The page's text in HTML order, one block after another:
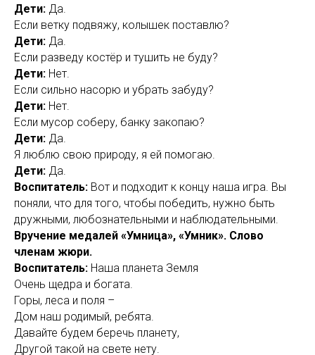
Дети: Да.
Если ветку подвяжу, колышек поставлю?
Дети: Да.
Если разведу костёр и тушить не буду?
Дети: Нет.
Если сильно насорю и убрать забуду?
Дети: Нет.
Если мусор соберу, банку закопаю?
Дети: Да.
Я люблю свою природу, я ей помогаю.
Дети: Да.
Воспитатель: Вот и подходит к концу наша игра. Вы
поняли, что для того, чтобы победить, нужно быть
дружными, любознательными и наблюдательными.
Вручение медалей «Умница», «Умник». Слово
членам жюри.
Воспитатель: Наша планета Земля
Очень щедра и богата.
Горы, леса и поля –
Дом наш родимый, ребята.
Давайте будем беречь планету,
Другой такой на свете нету.